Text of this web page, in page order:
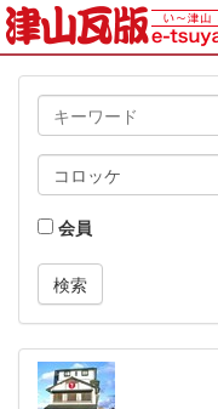
キ
ー
ワ
ド
タ
グ
会員